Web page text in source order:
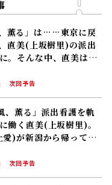
薫る」は……東京に戻
直美(上坂樹里)の派出
。そんな中、直美は自
看護を始める
次回予告
薫る」派出看護を軌
働く直美(上坂樹里)。
)が新潟から帰ってく
次回予告